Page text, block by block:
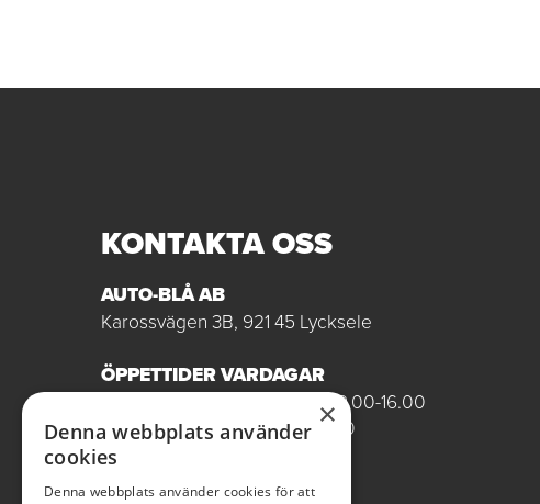
KONTAKTA OSS
AUTO-BLÅ AB
Karossvägen 3B, 921 45 Lycksele
ÖPPETTIDER VARDAGAR
Butik/Försäljning vardagar 09.00-16.00
Verkstad vardagar 07.00-16.00
Röda dagar stängt
×
Denna webbplats använder
cookies
Denna webbplats använder cookies för att